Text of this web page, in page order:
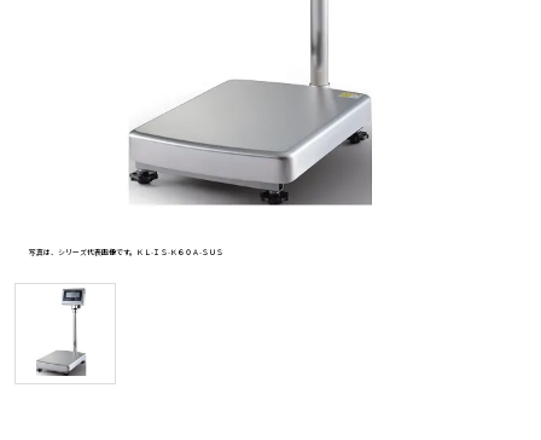
長さ測定器
濃度・環境測定
色々な計測器
写真は、シリーズ代表画像です。ＫＬ-ＩＳ-Ｋ６０Ａ-ＳＵＳ